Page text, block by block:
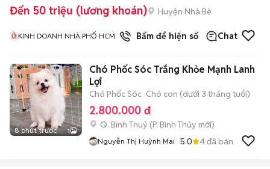
Đến 50 triệu (lương khoán) Huyện Nhà Bè
KINH DOANH NHÀ PHỐ HCM 1đã bánBấm để hiện số Chat
8 phút trước 1
Chó Phốc Sóc Trắng Khỏe Mạnh Lanh
Lợi
Chó Phốc Sóc Chó con (dưới 3 tháng tuổi)
2.800.000 đ
Q. Bình Thuỷ (P. Bình Thủy mới)
Nguyễn Thị Huỳnh Mai 5.0 4đã bán